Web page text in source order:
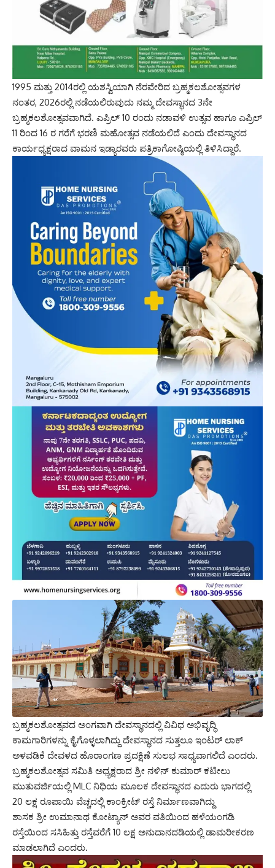
1995 ಮತ್ತು 2014ರಲ್ಲಿ ಯಶಸ್ವಿಯಾಗಿ ನೆರವೇರಿದ ಬ್ರಹ್ಮಕಲಶೋತ್ಸವಗಳ
ನಂತರ, 2026ರಲ್ಲಿ ನಡೆಯಲಿರುವುದು ನಮ್ಮ ದೇವಸ್ಥಾನದ 3ನೇ
ಬ್ರಹ್ಮಕಲಶೋತ್ಸವವಾಗಿದೆ. ಎಪ್ರಿಲ್ 10 ರಂದು ನಡಾವಳಿ ಉತ್ಸವ ಹಾಗೂ ಎಪ್ರಿಲ್
11 ರಿಂದ 16 ರ ಗರೆಗೆ ಭರಣಿ ಮಹೋತ್ಸವ ನಡೆಯಲಿದೆ ಎಂದು ದೇವಸ್ಥಾನದ
ಕಾರ್ಯಧ್ಯಕ್ಷರಾದ ವಾಮನ ಇಡ್ಯಾರವರು ಪತ್ರಿಕಾಗೋಷ್ಠಿಯಲ್ಲಿ ತಿಳಿಸಿದ್ದಾರೆ.
ಬ್ರಹ್ಮಕಲಶೋತ್ಸವದ ಅಂಗವಾಗಿ ದೇವಸ್ಥಾನದಲ್ಲಿ ವಿವಿಧ ಅಭಿವೃದ್ಧಿ
ಕಾಮಗಾರಿಗಳನ್ನು ಕೈಗೊಳ್ಳಲಾಗಿದ್ದು ದೇವಸ್ಥಾನದ ಸುತ್ತಲೂ ಇಂಟರ್ ಲಾಕ್
ಅಳವಡಿಕೆ ದೇವಳದ ಹೊರಾಂಗಣ ಪ್ರದಕ್ಷಿಣೆ ಸುಲಭ ಸಾಧ್ಯವಾಗಲಿದೆ ಎಂದರು.
ಬ್ರಹ್ಮಕಲಶೋತ್ಸವ ಸಮಿತಿ ಅಧ್ಯಕ್ಷರಾದ ಶ್ರೀ ನಳಿನ್ ಕುಮಾರ್ ಕಟೀಲು
ಮುತುವರ್ಜಿಯಲ್ಲಿ MLC ನಿಧಿಯ ಮೂಲಕ ದೇವಸ್ಥಾನದ ಎದುರು ಭಾಗದಲ್ಲಿ
20 ಲಕ್ಷ ರೂಪಾಯಿ ವೆಚ್ಚದಲ್ಲಿ ಕಾಂಕ್ರೀಟ್ ರಸ್ತೆ ನಿರ್ಮಾಣವಾಗಿದ್ದು
ಶಾಸಕ ಶ್ರೀ ಉಮಾನಾಥ ಕೋಟ್ಯಾನ್ ಅವರ ವತಿಯಿಂದ ಹಳೆಯಂಗಡಿ
ರಸ್ತೆಯಿಂದ ಸಸಿಹಿತ್ತು ರಸ್ತೆವರೆಗೆ 10 ಲಕ್ಷ ಅನುದಾನದಡಿಯಲ್ಲಿ ಡಾಮರೀಕರಣ
ಮಾಡಲಾಗಿದೆ ಎಂದರು.